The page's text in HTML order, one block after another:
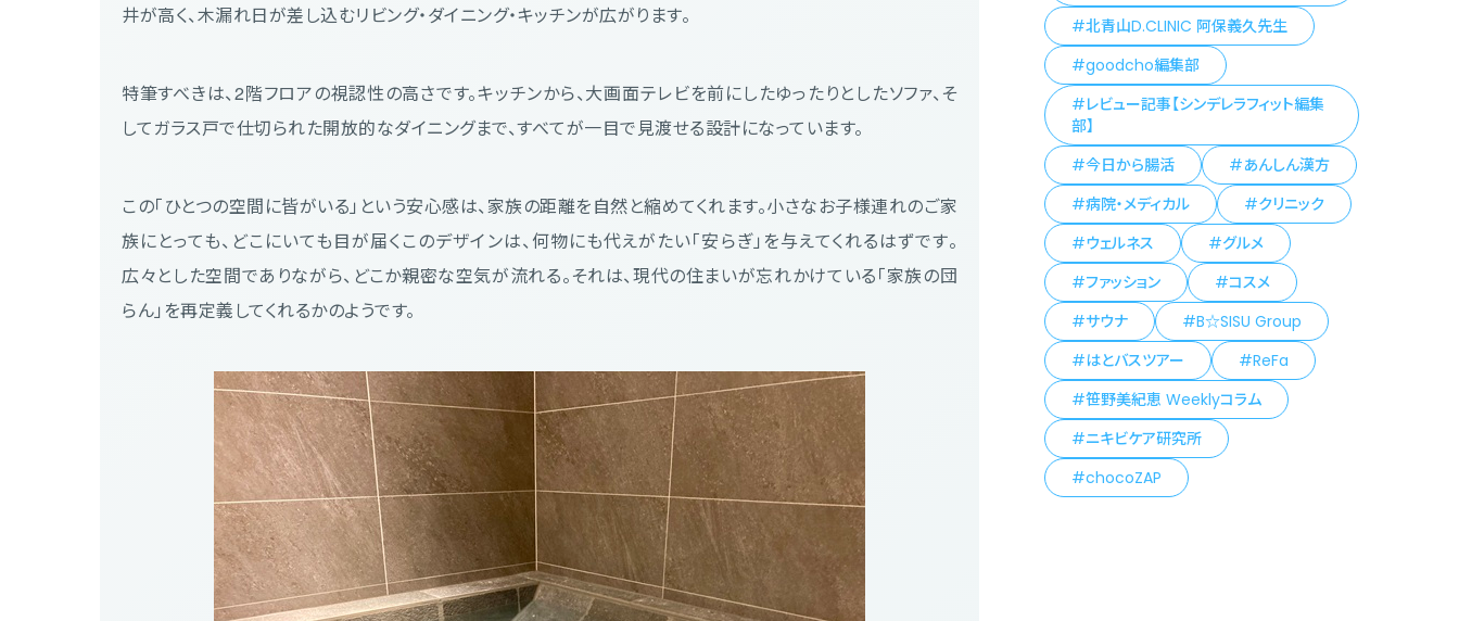
井が高く、木漏れ日が差し込むリビング・ダイニング・キッチンが広がります。
特筆すべきは、2階フロアの視認性の高さです。キッチンから、大画面テレビを前にしたゆったりとしたソファ、そ
してガラス戸で仕切られた開放的なダイニングまで、すべてが一目で見渡せる設計になっています。
この「ひとつの空間に皆がいる」という安心感は、家族の距離を自然と縮めてくれます。小さなお子様連れのご家
族にとっても、どこにいても目が届くこのデザインは、何物にも代えがたい「安らぎ」を与えてくれるはずです。
広々とした空間でありながら、どこか親密な空気が流れる。それは、現代の住まいが忘れかけている「家族の団
らん」を再定義してくれるかのようです。
北青山D.CLINIC 阿保義久先生
goodcho編集部
レビュー記事【シンデレラフィット編集
部】
今日から腸活
あんしん漢方
病院・メディカル
クリニック
ウェルネス
グルメ
ファッション
コスメ
サウナ
B☆SISU Group
はとバスツアー
ReFa
笹野美紀恵 Weeklyコラム
ニキビケア研究所
chocoZAP